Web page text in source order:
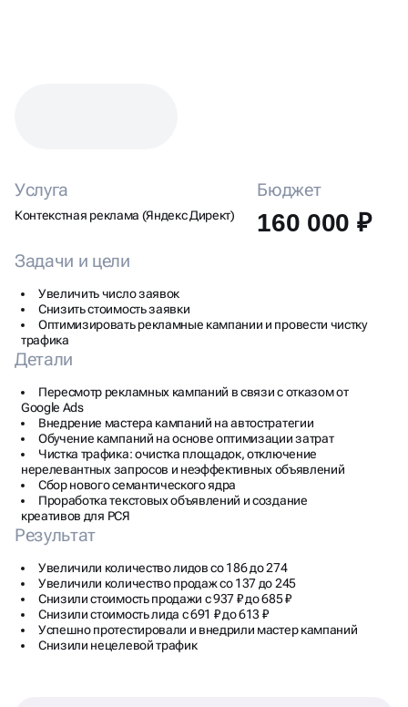
Услуга
Контекстная реклама (Яндекс Директ)
Бюджет
160 000 ₽
Задачи и цели
Увеличить число заявок
Снизить стоимость заявки
Оптимизировать рекламные кампании и провести чистку
трафика
Детали
Пересмотр рекламных кампаний в связи с отказом от
Google Ads
Внедрение мастера кампаний на автостратегии
Обучение кампаний на основе оптимизации затрат
Чистка трафика: очистка площадок, отключение
нерелевантных запросов и неэффективных объявлений
Сбор нового семантического ядра
Проработка текстовых объявлений и создание
креативов для РСЯ
Результат
Увеличили количество лидов со 186 до 274
Увеличили количество продаж со 137 до 245
Снизили стоимость продажи с 937 ₽ до 685 ₽
Снизили стоимость лида с 691 ₽ до 613 ₽
Успешно протестировали и внедрили мастер кампаний
Снизили нецелевой трафик